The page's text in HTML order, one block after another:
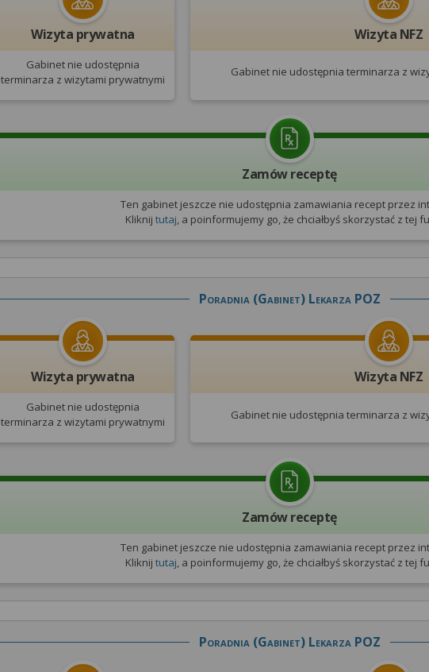
Wizyta prywatna
Gabinet nie udostępnia
terminarza z wizytami prywatnymi
Wizyta NFZ
Gabinet nie udostępnia terminarza z
Zamów receptę
Ten gabinet jeszcze nie udostępnia zamawiania recept przez
Kliknijtutaj, a poinformujemy go, że chciałbyś skorzystać z tej
Poradnia (gabinet) Lekarza POZ
Wizyta prywatna
Gabinet nie udostępnia
terminarza z wizytami prywatnymi
Wizyta NFZ
Gabinet nie udostępnia terminarza z
Zamów receptę
Ten gabinet jeszcze nie udostępnia zamawiania recept przez
Kliknijtutaj, a poinformujemy go, że chciałbyś skorzystać z tej
Poradnia (gabinet) Lekarza POZ